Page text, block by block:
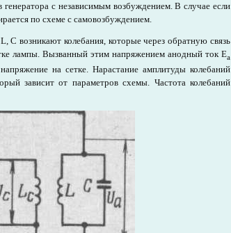
с независимым возбуждением. В случае если
по схеме с самовозбуждением.
С возникают колебания, которые через обратную связь
лампы. Вызванный этим напряжением анодный ток Eа
на сетке. Нарастание амплитуды колебаний
зависит от параметров схемы. Частота колебаний